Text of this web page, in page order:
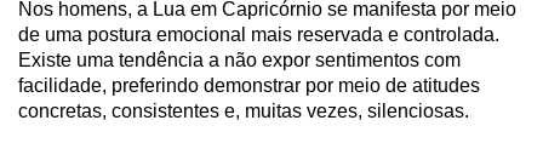
Nos homens, a Lua em Capricórnio se manifesta por meio
de uma postura emocional mais reservada e controlada.
Existe uma tendência a não expor sentimentos com
facilidade, preferindo demonstrar por meio de atitudes
concretas, consistentes e, muitas vezes, silenciosas.